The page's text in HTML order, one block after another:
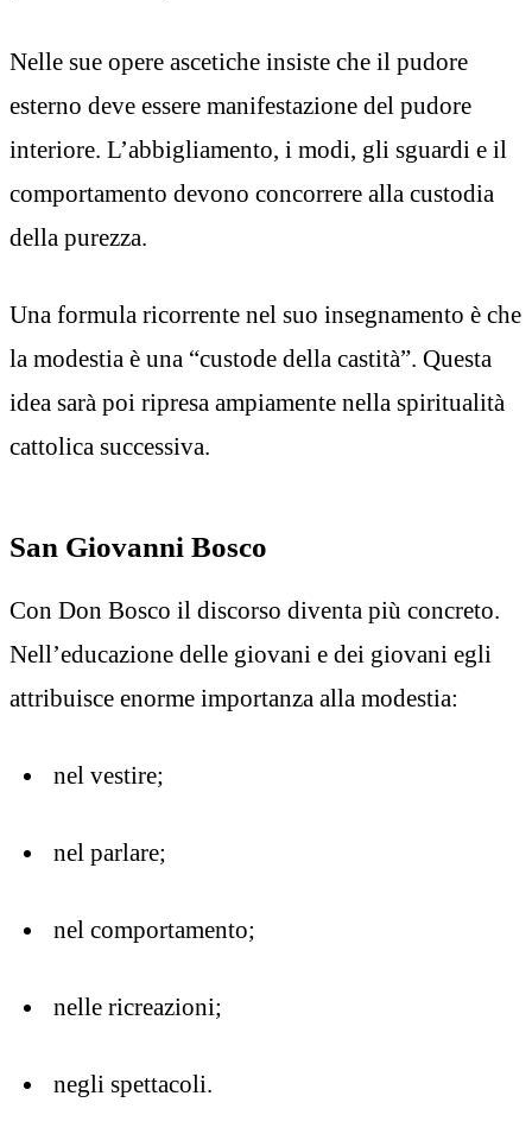
Nelle sue opere ascetiche insiste che il pudore
esterno deve essere manifestazione del pudore
interiore. L’abbigliamento, i modi, gli sguardi e il
comportamento devono concorrere alla custodia
della purezza.
Una formula ricorrente nel suo insegnamento è che
la modestia è una “custode della castità”. Questa
idea sarà poi ripresa ampiamente nella spiritualità
cattolica successiva.
San Giovanni Bosco
Con Don Bosco il discorso diventa più concreto.
Nell’educazione delle giovani e dei giovani egli
attribuisce enorme importanza alla modestia:
nel vestire;
nel parlare;
nel comportamento;
nelle ricreazioni;
negli spettacoli.